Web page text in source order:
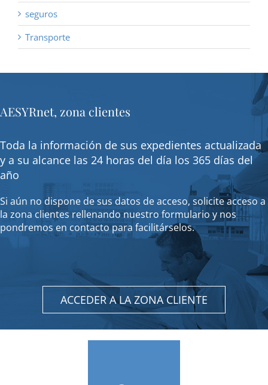
seguros
Transporte
AESYRnet, zona clientes
Toda la información de sus expedientes actualizada
y a su alcance las 24 horas del día los 365 días del
año
Si aún no dispone de sus datos de acceso, solicite acceso a
la zona clientes rellenando nuestro formulario y nos
pondremos en contacto para facilitárselos.
ACCEDER A LA ZONA CLIENTE